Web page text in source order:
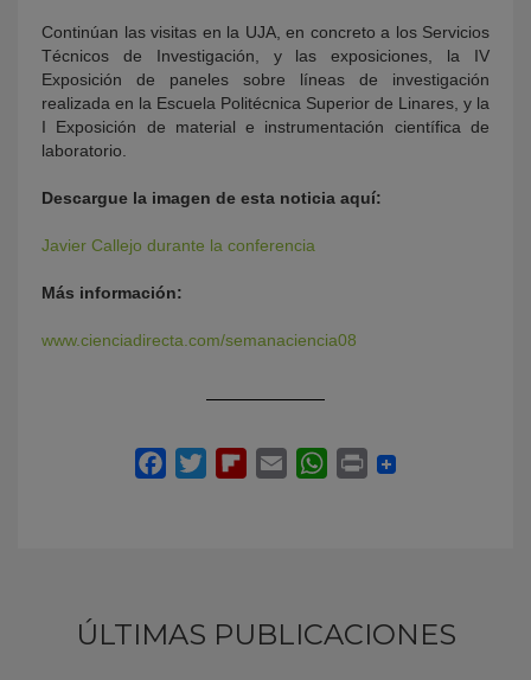
Continúan las visitas en la UJA, en concreto a los Servicios
Técnicos de Investigación, y las exposiciones, la IV
Exposición de paneles sobre líneas de investigación
realizada en la Escuela Politécnica Superior de Linares, y la
I Exposición de material e instrumentación científica de
laboratorio.
Descargue la imagen de esta noticia aquí:
Javier Callejo durante la conferencia
Más información:
www.cienciadirecta.com/semanaciencia08
ÚLTIMAS PUBLICACIONES